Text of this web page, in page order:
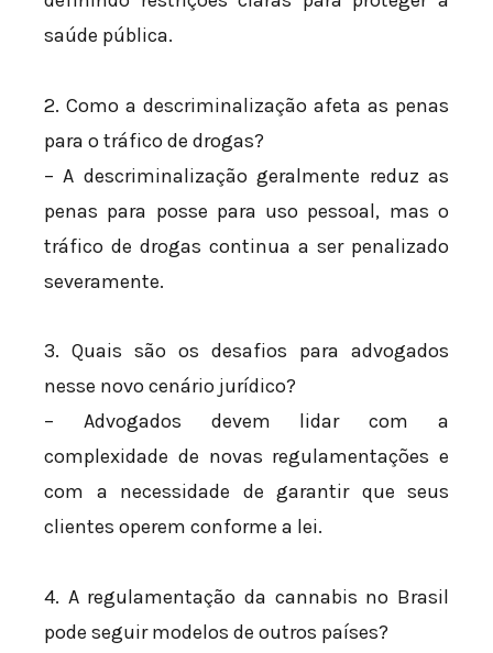
saúde pública.
2. Como a descriminalização afeta as penas
para o tráfico de drogas?
– A descriminalização geralmente reduz as
penas para posse para uso pessoal, mas o
tráfico de drogas continua a ser penalizado
severamente.
3. Quais são os desafios para advogados
nesse novo cenário jurídico?
– Advogados devem lidar com a
complexidade de novas regulamentações e
com a necessidade de garantir que seus
clientes operem conforme a lei.
4. A regulamentação da cannabis no Brasil
pode seguir modelos de outros países?